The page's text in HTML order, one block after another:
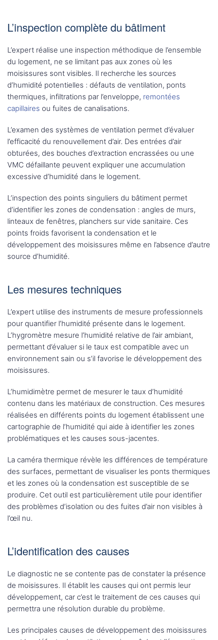
L’inspection complète du bâtiment
L’expert réalise une inspection méthodique de l’ensemble
du logement, ne se limitant pas aux zones où les
moisissures sont visibles. Il recherche les sources
d’humidité potentielles : défauts de ventilation, ponts
thermiques, infiltrations par l’enveloppe, remontées
capillaires ou fuites de canalisations.
L’examen des systèmes de ventilation permet d’évaluer
l’efficacité du renouvellement d’air. Des entrées d’air
obturées, des bouches d’extraction encrassées ou une
VMC défaillante peuvent expliquer une accumulation
excessive d’humidité dans le logement.
L’inspection des points singuliers du bâtiment permet
d’identifier les zones de condensation : angles de murs,
linteaux de fenêtres, planchers sur vide sanitaire. Ces
points froids favorisent la condensation et le
développement des moisissures même en l’absence d’autre
source d’humidité.
Les mesures techniques
L’expert utilise des instruments de mesure professionnels
pour quantifier l’humidité présente dans le logement.
L’hygromètre mesure l’humidité relative de l’air ambiant,
permettant d’évaluer si le taux est compatible avec un
environnement sain ou s’il favorise le développement des
moisissures.
L’humidimètre permet de mesurer le taux d’humidité
contenu dans les matériaux de construction. Ces mesures
réalisées en différents points du logement établissent une
cartographie de l’humidité qui aide à identifier les zones
problématiques et les causes sous-jacentes.
La caméra thermique révèle les différences de température
des surfaces, permettant de visualiser les ponts thermiques
et les zones où la condensation est susceptible de se
produire. Cet outil est particulièrement utile pour identifier
des problèmes d’isolation ou des fuites d’air non visibles à
l’œil nu.
L’identification des causes
Le diagnostic ne se contente pas de constater la présence
de moisissures. Il établit les causes qui ont permis leur
développement, car c’est le traitement de ces causes qui
permettra une résolution durable du problème.
Les principales causes de développement des moisissures